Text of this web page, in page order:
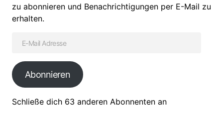
zu abonnieren und Benachrichtigungen per E-Mail zu
erhalten.
Abonnieren
Schließe dich 63 anderen Abonnenten an